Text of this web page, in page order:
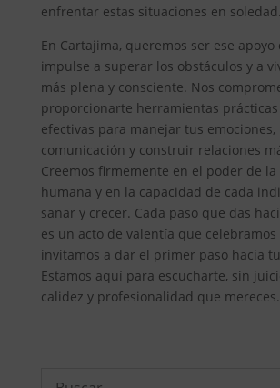
enfrentar estas situaciones en soledad.
En Cartajima, queremos ser ese apoyo
impulse a superar los obstáculos y a
más plena y consciente. Nos
proporcionarte herramientas
efectivas para manejar tus
comunicación y construir relaciones
Creemos firmemente en el poder de la
humana y en la capacidad de cada
sanar y crecer. Cada paso que das
es un acto de valentía que celebramos
invitamos a dar el primer paso hacia
Estamos aquí para escucharte, sin
calidez y profesionalidad que mereces.